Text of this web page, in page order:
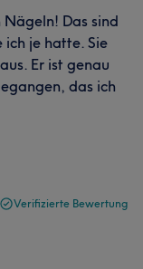
Das sind
je hatte. Sie
Er ist genau
das ich
Verifizierte Bewertung